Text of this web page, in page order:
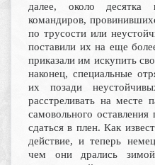
далее, около десятка
командиров,
по трусости или
поставили их на еще
приказали им искупить
наконец, специальные
их позади
расстреливать на месте
самовольного
сдаться в плен. Как
действие, и теперь
чем они дрались